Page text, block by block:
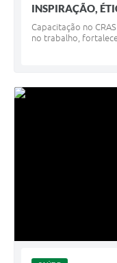
INSPIRAÇÃO,
Capacitação no
no trabalho,